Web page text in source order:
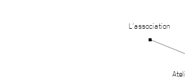
L’association